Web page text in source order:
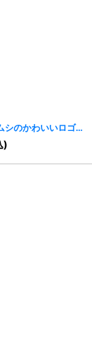
シのかわいいロゴ
)